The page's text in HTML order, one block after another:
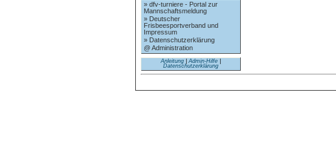
» dfv-turniere - Portal zur
Mannschaftsmeldung
» Deutscher
Frisbeesportverband und
Impressum
» Datenschutzerklärung
@ Administration
Anleitung| Admin-Hilfe|
Datenschutzerklärung